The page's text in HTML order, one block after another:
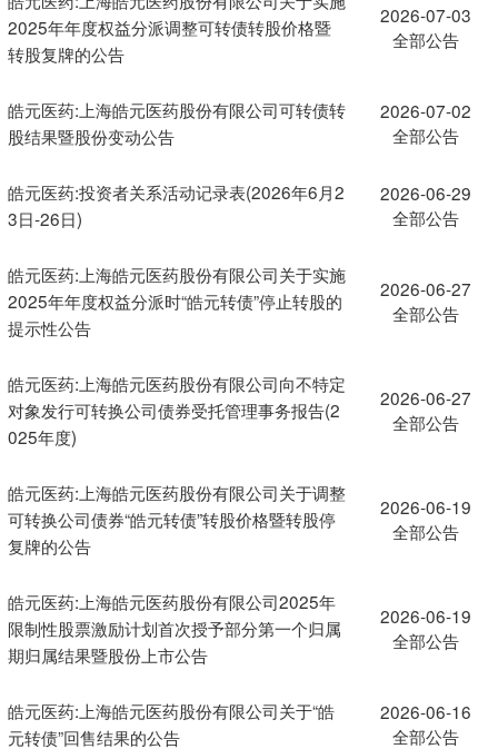
2025年年度权益分派调整可转债转股价格暨
转股复牌的公告
2026-07-03
全部公告
皓元医药:上海皓元医药股份有限公司可转债转
股结果暨股份变动公告
2026-07-02
全部公告
皓元医药:投资者关系活动记录表(2026年6月2
3日-26日)
2026-06-29
全部公告
皓元医药:上海皓元医药股份有限公司关于实施
2025年年度权益分派时“皓元转债”停止转股的
提示性公告
2026-06-27
全部公告
皓元医药:上海皓元医药股份有限公司向不特定
对象发行可转换公司债券受托管理事务报告(2
025年度)
2026-06-27
全部公告
皓元医药:上海皓元医药股份有限公司关于调整
可转换公司债券“皓元转债”转股价格暨转股停
复牌的公告
2026-06-19
全部公告
皓元医药:上海皓元医药股份有限公司2025年
限制性股票激励计划首次授予部分第一个归属
期归属结果暨股份上市公告
2026-06-19
全部公告
皓元医药:上海皓元医药股份有限公司关于“皓
元转债”回售结果的公告
2026-06-16
全部公告